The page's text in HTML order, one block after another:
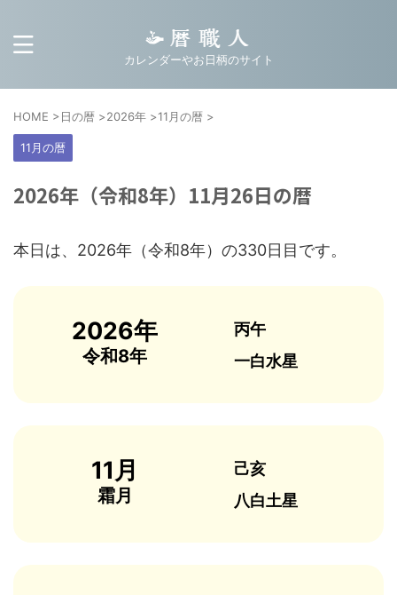
カレンダーやお日柄のサイト
HOME >日の暦 >2026年 >11月の暦 >
11月の暦
2026年（令和8年）11月26日の暦
本日は、2026年（令和8年）の330日目です。
2026年
令和8年
丙午
一白水星
11月
霜月
己亥
八白土星